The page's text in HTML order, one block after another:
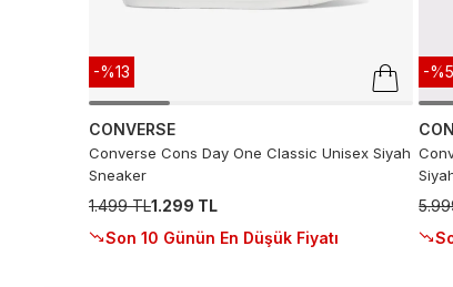
-%13
CONVERSE
Converse Cons Day One Classic Unisex Siyah
Sneaker
1.499 TL1.299 TL
Son 10 Günün En Düşük Fiyatı
-